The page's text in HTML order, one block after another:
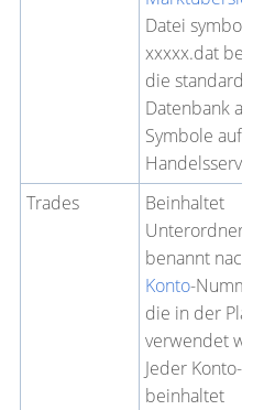
Datei
xxxxx.dat
die
Datenbank
Symbole auf
Trades
Beinhaltet
Unterordner
benannt
Konto-
die in der
verwendet
Jeder Konto-
beinhaltet